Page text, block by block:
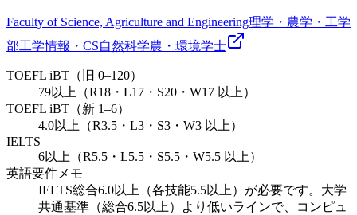
Faculty of Science, Agriculture and Engineering理学・農学・工学
部工学情報・CS自然科学農・環境学士
TOEFL iBT（旧 0–120）
79以上（R18・L17・S20・W17 以上）
TOEFL iBT（新 1–6）
4.0以上（R3.5・L3・S3・W3 以上）
IELTS
6以上（R5.5・L5.5・S5.5・W5.5 以上）
英語要件メモ
IELTS総合6.0以上（各技能5.5以上）が必要です。大学
共通基準（総合6.5以上）より低いラインで、コンピュ